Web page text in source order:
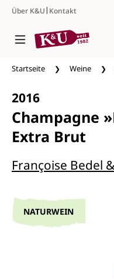
Zum Hauptinhalt
Über K&U| Kontakt
Startseite Weine
2016
Champagne
Extra Brut
Françoise Bedel
Bildergalerie überspringen
NATURWEIN